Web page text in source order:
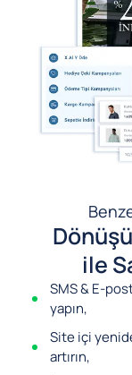
ile
SMS & E-
yapın,
Site içi
artırın,